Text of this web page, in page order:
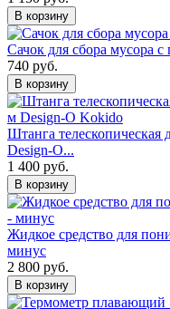
В корзину
Сачок для сбора мусора
740 руб.
В корзину
Штанга телескопическая
Design-O...
1 400 руб.
В корзину
Жидкое средство для
минус
2 800 руб.
В корзину